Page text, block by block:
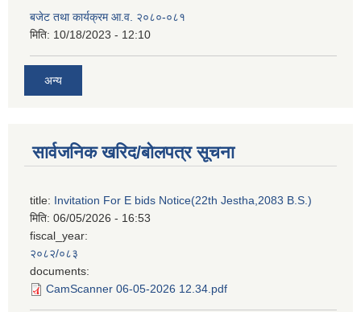
बजेट तथा कार्यक्रम आ.व. २०८०-०८१
मिति: 10/18/2023 - 12:10
अन्य
सार्वजनिक खरिद/बोलपत्र सूचना
title: Invitation For E bids Notice(22th Jestha,2083 B.S.)
मिति: 06/05/2026 - 16:53
fiscal_year:
२०८२/०८३
documents:
CamScanner 06-05-2026 12.34.pdf